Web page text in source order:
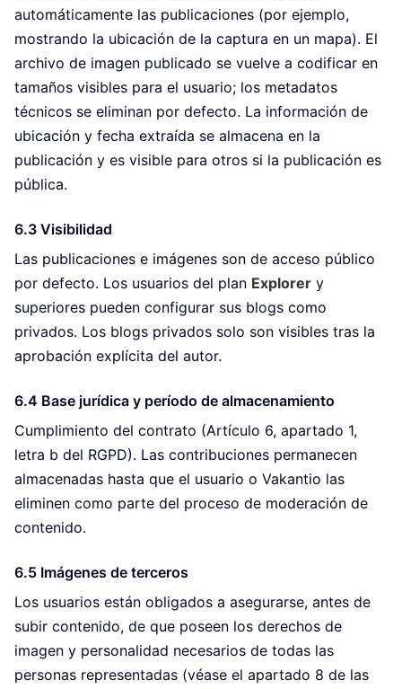
automáticamente las publicaciones (por ejemplo,
mostrando la ubicación de la captura en un mapa). El
archivo de imagen publicado se vuelve a codificar en
tamaños visibles para el usuario; los metadatos
técnicos se eliminan por defecto. La información de
ubicación y fecha extraída se almacena en la
publicación y es visible para otros si la publicación es
pública.
6.3 Visibilidad
Las publicaciones e imágenes son de acceso público
por defecto. Los usuarios del plan Explorer y
superiores pueden configurar sus blogs como
privados. Los blogs privados solo son visibles tras la
aprobación explícita del autor.
6.4 Base jurídica y período de almacenamiento
Cumplimiento del contrato (Artículo 6, apartado 1,
letra b del RGPD). Las contribuciones permanecen
almacenadas hasta que el usuario o Vakantio las
eliminen como parte del proceso de moderación de
contenido.
6.5 Imágenes de terceros
Los usuarios están obligados a asegurarse, antes de
subir contenido, de que poseen los derechos de
imagen y personalidad necesarios de todas las
personas representadas (véase el apartado 8 de las